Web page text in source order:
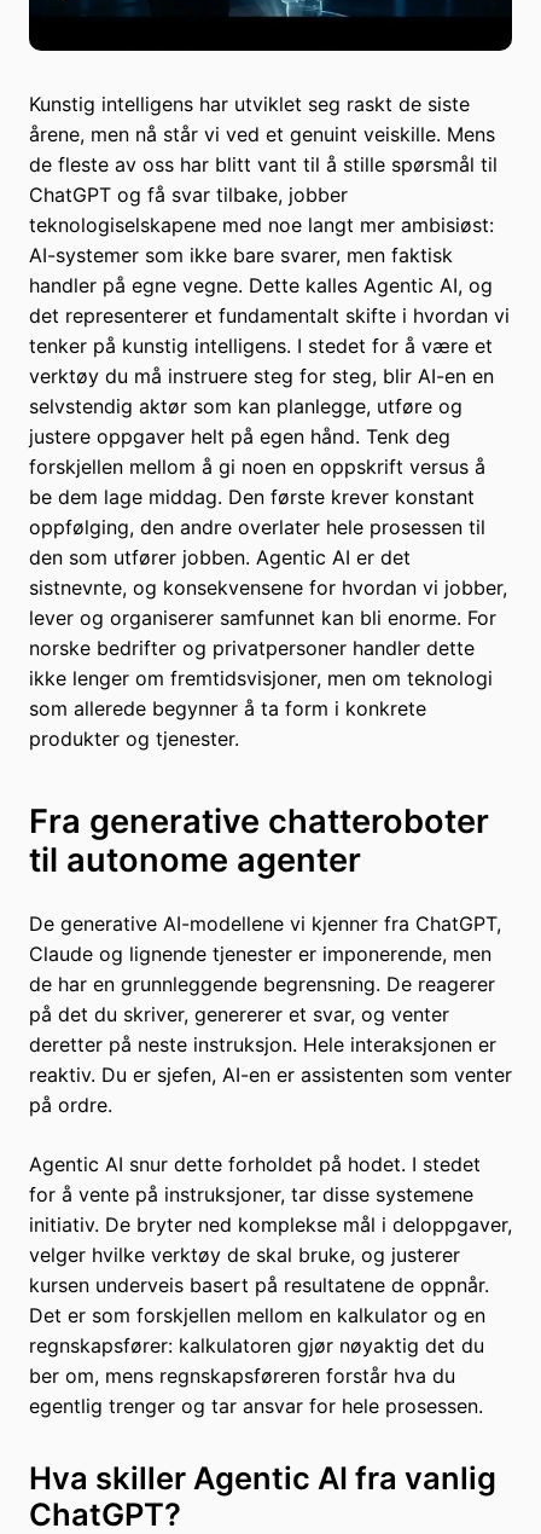
Kunstig intelligens har utviklet seg raskt de siste
årene, men nå står vi ved et genuint veiskille. Mens
de fleste av oss har blitt vant til å stille spørsmål til
ChatGPT og få svar tilbake, jobber
teknologiselskapene med noe langt mer ambisiøst:
AI-systemer som ikke bare svarer, men faktisk
handler på egne vegne. Dette kalles Agentic AI, og
det representerer et fundamentalt skifte i hvordan vi
tenker på kunstig intelligens. I stedet for å være et
verktøy du må instruere steg for steg, blir AI-en en
selvstendig aktør som kan planlegge, utføre og
justere oppgaver helt på egen hånd. Tenk deg
forskjellen mellom å gi noen en oppskrift versus å
be dem lage middag. Den første krever konstant
oppfølging, den andre overlater hele prosessen til
den som utfører jobben. Agentic AI er det
sistnevnte, og konsekvensene for hvordan vi jobber,
lever og organiserer samfunnet kan bli enorme. For
norske bedrifter og privatpersoner handler dette
ikke lenger om fremtidsvisjoner, men om teknologi
som allerede begynner å ta form i konkrete
produkter og tjenester.
Fra generative chatteroboter
til autonome agenter
De generative AI-modellene vi kjenner fra ChatGPT,
Claude og lignende tjenester er imponerende, men
de har en grunnleggende begrensning. De reagerer
på det du skriver, genererer et svar, og venter
deretter på neste instruksjon. Hele interaksjonen er
reaktiv. Du er sjefen, AI-en er assistenten som venter
på ordre.
Agentic AI snur dette forholdet på hodet. I stedet
for å vente på instruksjoner, tar disse systemene
initiativ. De bryter ned komplekse mål i deloppgaver,
velger hvilke verktøy de skal bruke, og justerer
kursen underveis basert på resultatene de oppnår.
Det er som forskjellen mellom en kalkulator og en
regnskapsfører: kalkulatoren gjør nøyaktig det du
ber om, mens regnskapsføreren forstår hva du
egentlig trenger og tar ansvar for hele prosessen.
Hva skiller Agentic AI fra vanlig
ChatGPT?